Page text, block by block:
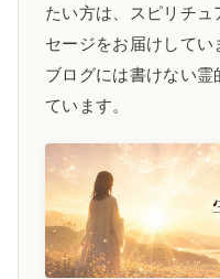
たい方は、スピリチュ
セージをお届けしてい
ブログには書けない霊
ています。